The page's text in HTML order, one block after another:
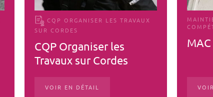
CQP ORGANISER LES TRAVAUX
SUR CORDES
CQP Organiser les
Travaux sur Cordes
VOIR EN DÉTAIL